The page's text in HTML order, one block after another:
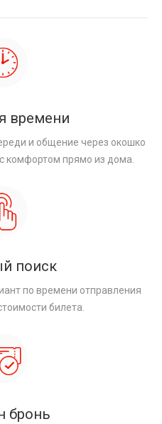
времени
и общение через окошко
комфортом прямо из дома.
поиск
по времени отправления
билета.
бронь